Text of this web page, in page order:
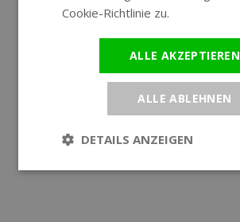
Cookie-Richtlinie zu.
ALLE AKZEPTIEREN
ALLE ABLEHNEN
DETAILS ANZEIGEN